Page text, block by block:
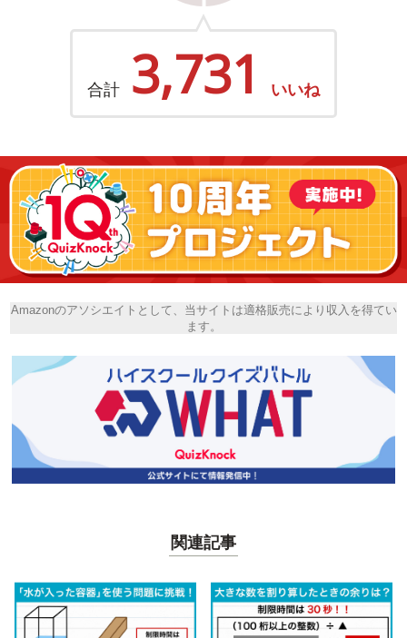
合計 3,731 いいね
Amazonのアソシエイトとして、当サイトは適格販売により収入を得てい
ます。
関連記事